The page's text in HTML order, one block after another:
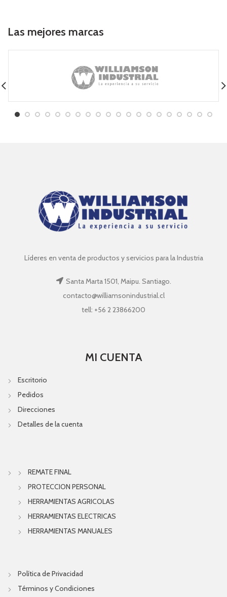
Las mejores marcas
Líderes en venta de productos y servicios para la Industria
Santa Marta 1501, Maipu. Santiago.
contacto@williamsonindustrial.cl
tell: +56 2 23866200
MI CUENTA
Escritorio
Pedidos
Direcciones
Detalles de la cuenta
REMATE FINAL
PROTECCION PERSONAL
HERRAMIENTAS AGRICOLAS
HERRAMIENTAS ELECTRICAS
HERRAMIENTAS MANUALES
Política de Privacidad
Términos y Condiciones